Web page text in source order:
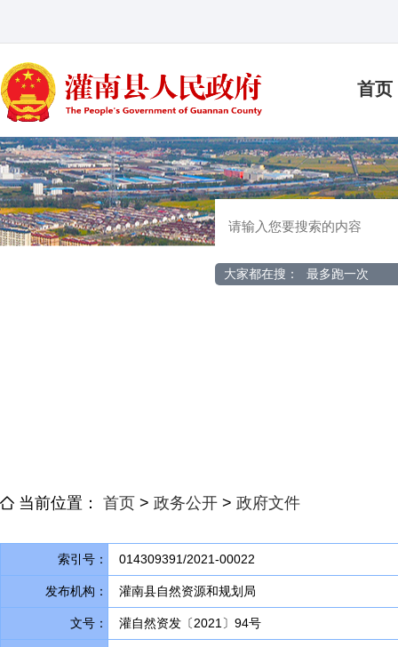
首页
大家都在搜： 最多跑一次
当前位置： 首页 > 政务公开 > 政府文件
索引号： 014309391/2021-00022
发布机构： 灌南县自然资源和规划局
文号： 灌自然资发〔2021〕94号